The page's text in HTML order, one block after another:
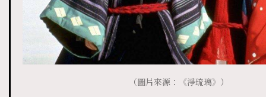
（圖片來源：《淨琉璃》）